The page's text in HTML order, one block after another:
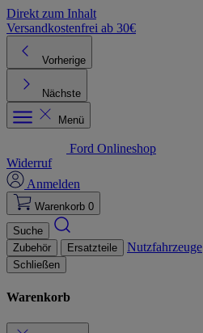
Direkt zum Inhalt
Versandkostenfrei ab 30€
Vorherige
Nächste
Menü
Ford Onlineshop
Widerruf
Anmelden
Warenkorb 0
Suche
Zubehör
Ersatzteile Nutzfahrzeuge
Schließen
Warenkorb